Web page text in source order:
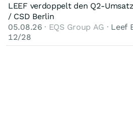
LEEF verdoppelt den Q2-
/ CSD Berlin
05.08.26 · EQS Group AG · Leef
12/28